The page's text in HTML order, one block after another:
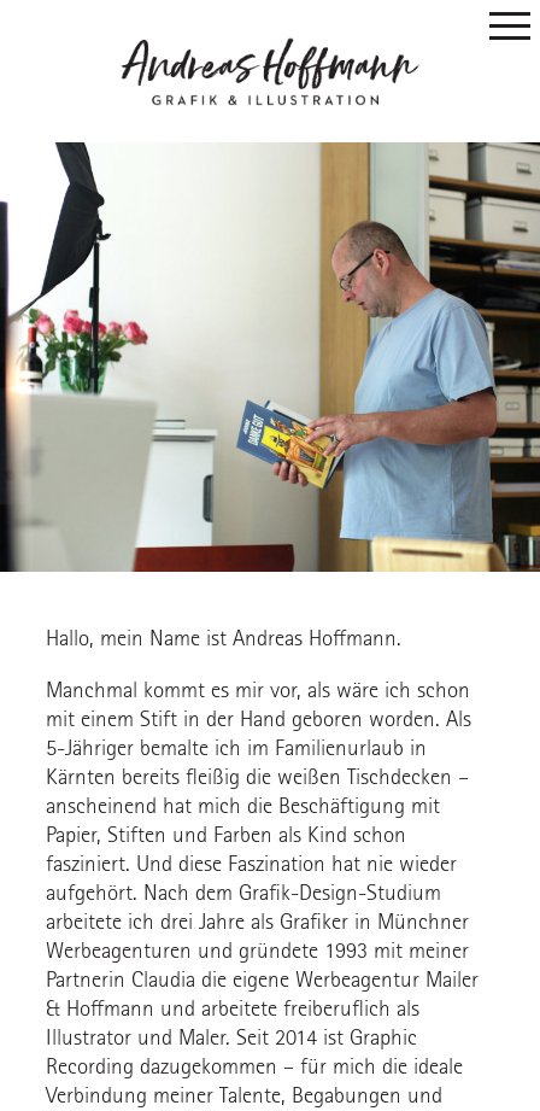
Hallo, mein Name ist Andreas Hoffmann.
Manchmal kommt es mir vor, als wäre ich schon
mit einem Stift in der Hand geboren worden. Als
5-Jähriger bemalte ich im Familienurlaub in
Kärnten bereits fleißig die weißen Tischdecken –
anscheinend hat mich die Beschäftigung mit
Papier, Stiften und Farben als Kind schon
fasziniert. Und diese Faszination hat nie wieder
aufgehört. Nach dem Grafik-Design-Studium
arbeitete ich drei Jahre als Grafiker in Münchner
Werbeagenturen und gründete 1993 mit meiner
Partnerin Claudia die eigene Werbeagentur Mailer
& Hoffmann und arbeitete freiberuflich als
Illustrator und Maler. Seit 2014 ist Graphic
Recording dazugekommen – für mich die ideale
Verbindung meiner Talente, Begabungen und